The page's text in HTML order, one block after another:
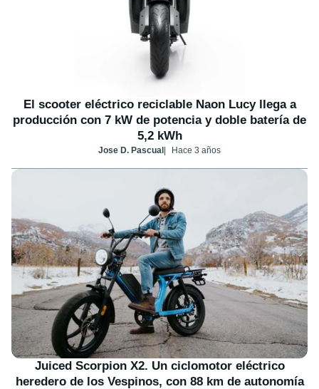
El scooter eléctrico reciclable Naon Lucy llega a
producción con 7 kW de potencia y doble batería de
5,2 kWh
Jose D. Pascual Hace 3 años
Juiced Scorpion X2. Un ciclomotor eléctrico
heredero de los Vespinos, con 88 km de autonomía